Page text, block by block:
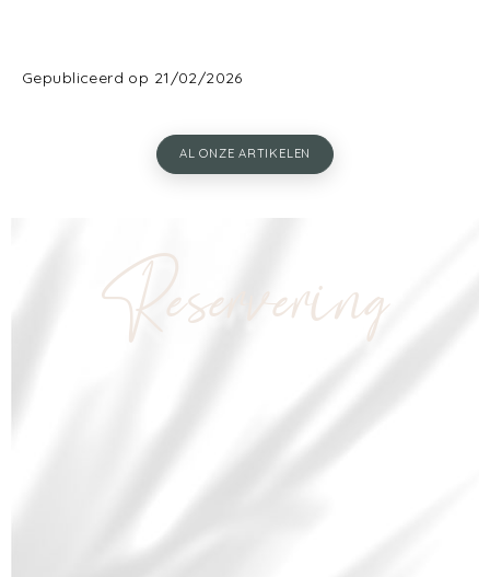
Gepubliceerd op 21/02/2026
AL ONZE ARTIKELEN
Reservering